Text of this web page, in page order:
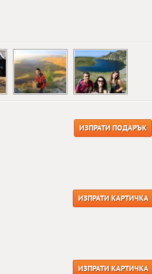
ИЗПРАТИ ПОДАРЪК
ИЗПРАТИ КАРТИЧКА
ИЗПРАТИ КАРТИЧКА